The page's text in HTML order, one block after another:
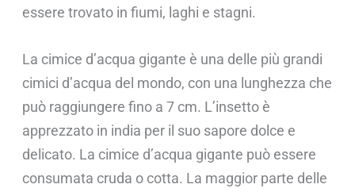
essere trovato in fiumi, laghi e stagni.
La cimice d’acqua gigante è una delle più grandi
cimici d’acqua del mondo, con una lunghezza che
può raggiungere fino a 7 cm. L’insetto è
apprezzato in india per il suo sapore dolce e
delicato. La cimice d’acqua gigante può essere
consumata cruda o cotta. La maggior parte delle